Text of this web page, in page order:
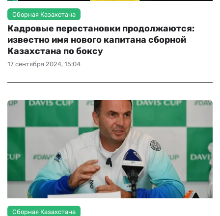
Сборная Казахстана
17 сентября 2024, 15:04
Кадровые перестановки продолжаются:
известно имя нового капитана сборной
Казахстана по боксу
Сборная Казахстана